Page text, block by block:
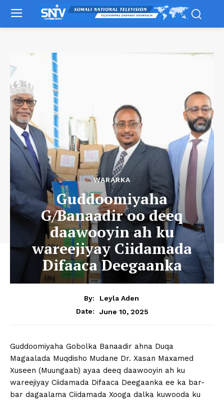
WARARKA
Guddoomiyaha
G/Banaadir oo deeq
daawooyin ah ku
wareejiyay Ciidamada
Difaaca Deegaanka
By:
Leyla Aden
Date:
June 10, 2025
Guddoomiyaha Gobolka Banaadir ahna Duqa
Magaalada Muqdisho Mudane Dr. Xasan Maxamed
Xuseen (Muungaab) ayaa deeq daawooyin ah ku
wareejiyay Ciidamada Difaaca Deegaanka ee ka bar-
bar dagaalama Ciidamada Xooga dalka kuwooda ku